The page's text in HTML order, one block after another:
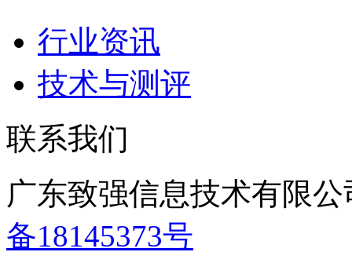
行业资讯
技术与测评
联系我们
广东致强信息技术有限
备18145373号